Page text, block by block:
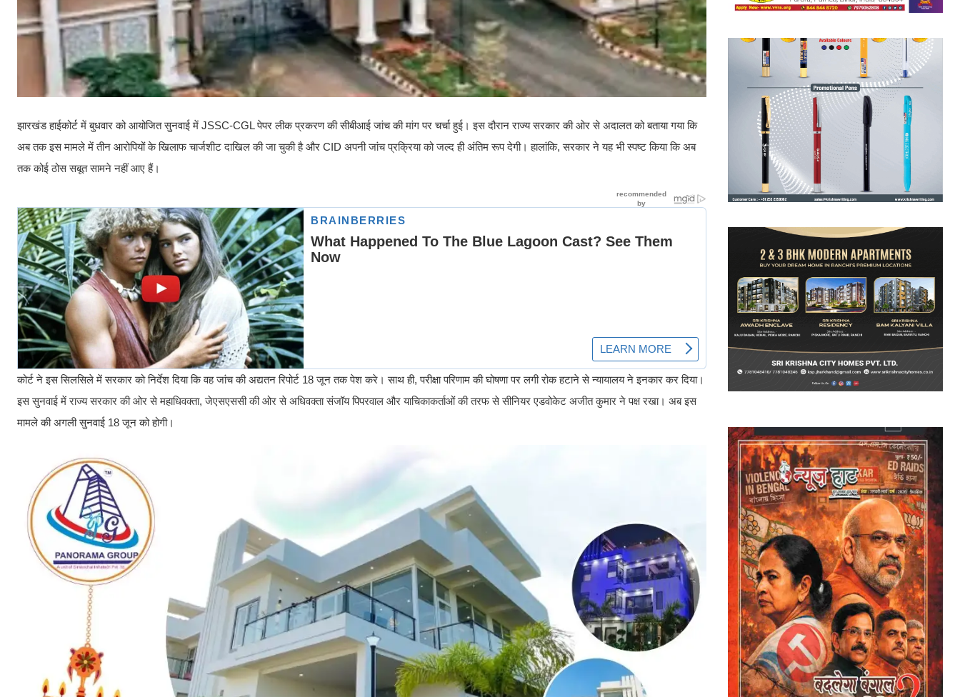
झारखंड हाईकोर्ट में बुधवार को आयोजित सुनवाई में JSSC-CGL पेपर लीक प्रकरण की सीबीआई जांच की मांग पर चर्चा हुई। इस दौरान राज्य सरकार की ओर से अदालत को बताया गया कि
अब तक इस मामले में तीन आरोपियों के खिलाफ चार्जशीट दाखिल की जा चुकी है और CID अपनी जांच प्रक्रिया को जल्द ही अंतिम रूप देगी। हालांकि, सरकार ने यह भी स्पष्ट किया कि अब
तक कोई ठोस सबूत सामने नहीं आए हैं।
कोर्ट ने इस सिलसिले में सरकार को निर्देश दिया कि वह जांच की अद्यतन रिपोर्ट 18 जून तक पेश करे। साथ ही, परीक्षा परिणाम की घोषणा पर लगी रोक हटाने से न्यायालय ने इनकार कर दिया।
इस सुनवाई में राज्य सरकार की ओर से महाधिवक्ता, जेएसएससी की ओर से अधिवक्ता संजॉय पिपरवाल और याचिकाकर्ताओं की तरफ से सीनियर एडवोकेट अजीत कुमार ने पक्ष रखा। अब इस
मामले की अगली सुनवाई 18 जून को होगी।